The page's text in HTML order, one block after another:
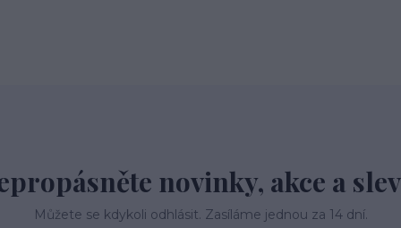
novinky, akce a
Můžete se kdykoli odhlásit. Zasíláme jednou za 14 dní.